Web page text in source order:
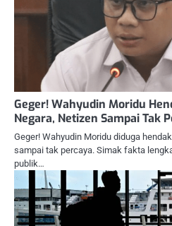
Geger! Wahyudin Moridu
Negara, Netizen Sampai Tak
Geger! Wahyudin Moridu diduga
sampai tak percaya. Simak fakta
publik…